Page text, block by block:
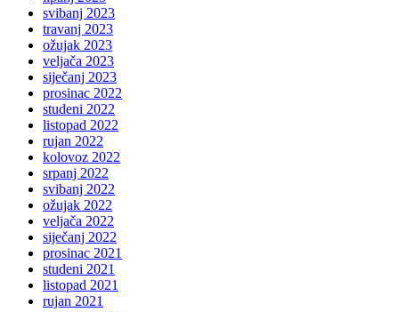
svibanj 2023
travanj 2023
ožujak 2023
veljača 2023
siječanj 2023
prosinac 2022
studeni 2022
listopad 2022
rujan 2022
kolovoz 2022
srpanj 2022
svibanj 2022
ožujak 2022
veljača 2022
siječanj 2022
prosinac 2021
studeni 2021
listopad 2021
rujan 2021